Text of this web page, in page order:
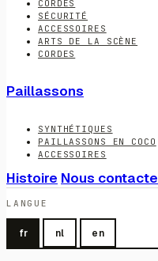
CORDES
SÉCURITÉ
ACCESSOIRES
ARTS DE LA SCÈNE
CORDES
Paillassons
SYNTHÉTIQUES
PAILLASSONS EN COCO
ACCESSOIRES
Histoire Nous
LANGUE
fr nl en